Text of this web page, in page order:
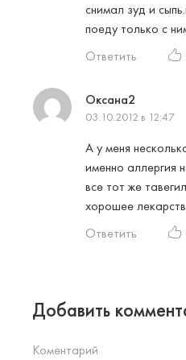
снимал зуд и
поеду только с
Ответить
Оксана2
03.10.2012 в 12:47
А у меня
именно аллергия
все тот же
хорошее
Ответить
Добавить
Коментарий